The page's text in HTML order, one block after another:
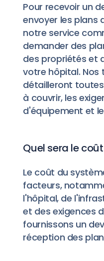
Pour recevoir un
envoyer les plans
notre service
demander des
des propriétés et
votre hôpital. Nos
détailleront
à couvrir, les
d'équipement et
Quel sera le
Le coût du
facteurs,
l'hôpital, de
et des exigences
fournissons un
réception des